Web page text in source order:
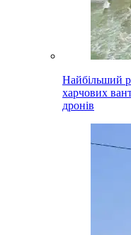
Найбільший
харчових
дронів